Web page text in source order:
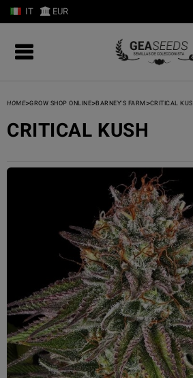
IT EUR
HOME>GROW SHOP ONLINE>BARNEY'S FARM >CRITICAL
CRITICAL KUSH